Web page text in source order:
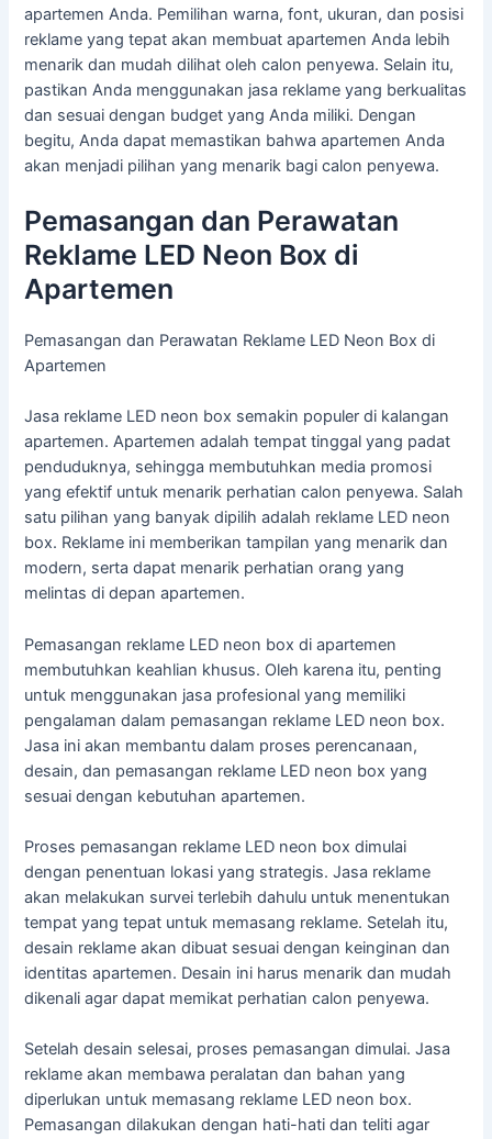
apartemen Anda. Pemilihan warna, font, ukuran, dan posisi
reklame yang tepat akan membuat apartemen Anda lebih
menarik dan mudah dilihat oleh calon penyewa. Selain itu,
pastikan Anda menggunakan jasa reklame yang berkualitas
dan sesuai dengan budget yang Anda miliki. Dengan
begitu, Anda dapat memastikan bahwa apartemen Anda
akan menjadi pilihan yang menarik bagi calon penyewa.
Pemasangan dan Perawatan
Reklame LED Neon Box di
Apartemen
Pemasangan dan Perawatan Reklame LED Neon Box di
Apartemen
Jasa reklame LED neon box semakin populer di kalangan
apartemen. Apartemen adalah tempat tinggal yang padat
penduduknya, sehingga membutuhkan media promosi
yang efektif untuk menarik perhatian calon penyewa. Salah
satu pilihan yang banyak dipilih adalah reklame LED neon
box. Reklame ini memberikan tampilan yang menarik dan
modern, serta dapat menarik perhatian orang yang
melintas di depan apartemen.
Pemasangan reklame LED neon box di apartemen
membutuhkan keahlian khusus. Oleh karena itu, penting
untuk menggunakan jasa profesional yang memiliki
pengalaman dalam pemasangan reklame LED neon box.
Jasa ini akan membantu dalam proses perencanaan,
desain, dan pemasangan reklame LED neon box yang
sesuai dengan kebutuhan apartemen.
Proses pemasangan reklame LED neon box dimulai
dengan penentuan lokasi yang strategis. Jasa reklame
akan melakukan survei terlebih dahulu untuk menentukan
tempat yang tepat untuk memasang reklame. Setelah itu,
desain reklame akan dibuat sesuai dengan keinginan dan
identitas apartemen. Desain ini harus menarik dan mudah
dikenali agar dapat memikat perhatian calon penyewa.
Setelah desain selesai, proses pemasangan dimulai. Jasa
reklame akan membawa peralatan dan bahan yang
diperlukan untuk memasang reklame LED neon box.
Pemasangan dilakukan dengan hati-hati dan teliti agar